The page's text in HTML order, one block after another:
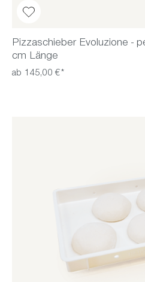
Pizzaschieber Evoluzione -
cm Länge
ab 145,00 €*